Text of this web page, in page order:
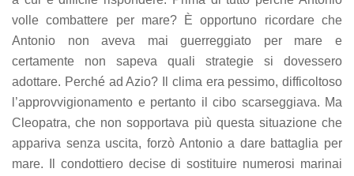
volle combattere per mare? È opportuno ricordare che
Antonio non aveva mai guerreggiato per mare e
certamente non sapeva quali strategie si dovessero
adottare. Perché ad Azio? Il clima era pessimo, difficoltoso
l’approvvigionamento e pertanto il cibo scarseggiava. Ma
Cleopatra, che non sopportava più questa situazione che
appariva senza uscita, forzò Antonio a dare battaglia per
mare. Il condottiero decise di sostituire numerosi marinai